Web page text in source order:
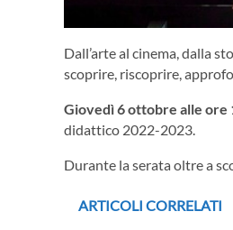
Dall’arte al cinema, dalla
scoprire, riscoprire,
Giovedì 6 ottobre alle ore
didattico 2022-2023.
Durante la serata oltre a
ARTICOLI CORRELATI